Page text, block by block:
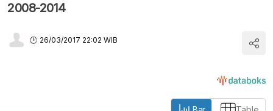
2008-2014
26/03/2017 22:02 WIB